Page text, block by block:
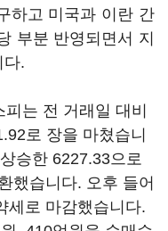
하고 미국과 이란 간
부분 반영되면서 지
다.
는 전 거래일 대비
로 장을 마쳤습니
승한 6227.33으로
했습니다. 오후 들어
세로 마감했습니다.